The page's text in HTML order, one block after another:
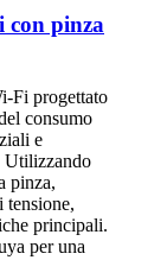
con pinza
Fi progettato
consumo
e
Utilizzando
pinza,
tensione,
principali.
per una